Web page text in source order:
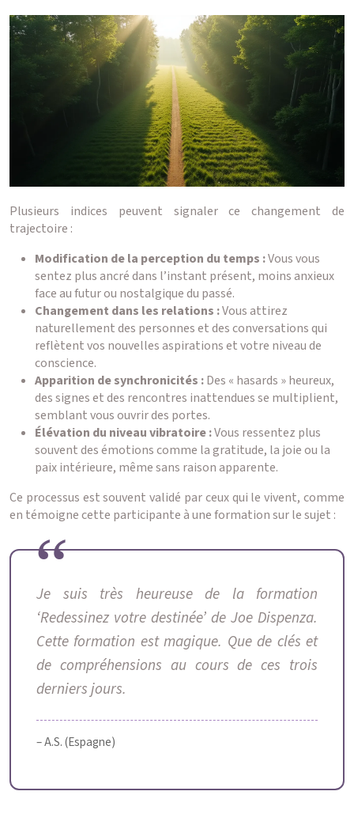
Plusieurs indices peuvent signaler ce changement de
trajectoire :
Modification de la perception du temps :Vous vous
sentez plus ancré dans l’instant présent, moins anxieux
face au futur ou nostalgique du passé.
Changement dans les relations :Vous attirez
naturellement des personnes et des conversations qui
reflètent vos nouvelles aspirations et votre niveau de
conscience.
Apparition de synchronicités :Des « hasards » heureux,
des signes et des rencontres inattendues se multiplient,
semblant vous ouvrir des portes.
Élévation du niveau vibratoire :Vous ressentez plus
souvent des émotions comme la gratitude, la joie ou la
paix intérieure, même sans raison apparente.
Ce processus est souvent validé par ceux qui le vivent, comme
en témoigne cette participante à une formation sur le sujet :
Je suis très heureuse de la formation
‘Redessinez votre destinée’ de Joe Dispenza.
Cette formation est magique. Que de clés et
de compréhensions au cours de ces trois
derniers jours.
– A.S. (Espagne)